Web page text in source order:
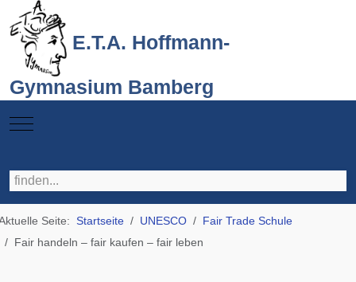
E.T.A. Hoffmann-
Gymnasium Bamberg
Mobile Menu Toggle
Seite: Startseite UNESCO
Fair Trade Schule
Fair handeln – fair kaufen – fair leben